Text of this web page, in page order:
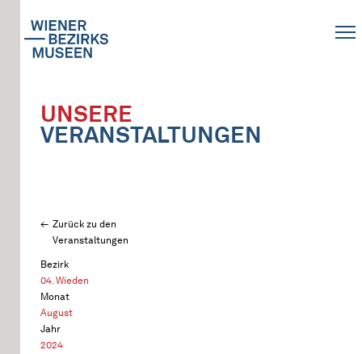
UNSERE
VERANSTALTUNGEN
Zurück zu den
Veranstaltungen
Bezirk
04. Wieden
Monat
August
Jahr
2024